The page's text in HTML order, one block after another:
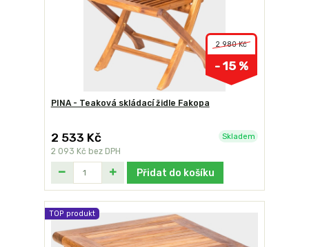
2 980 Kč
- 15 %
PINA - Teaková skládací židle Fakopa
2 533 Kč
2 093 Kč bez DPH
Skladem
Přidat do košíku
TOP produkt